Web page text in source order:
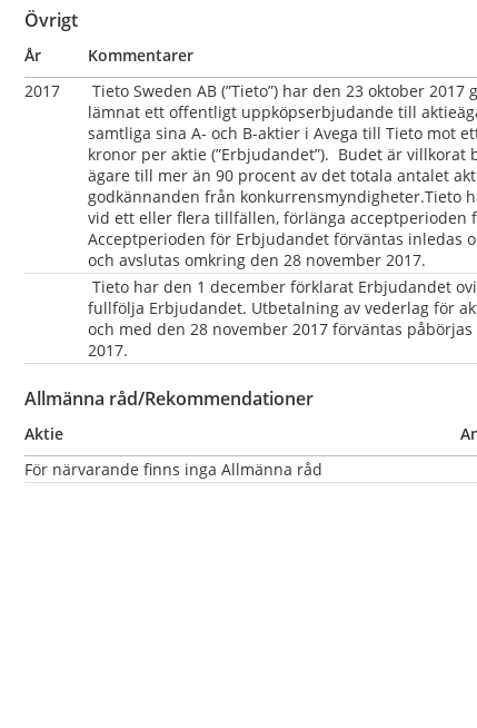
Övrigt
År
Kommentarer
2017
Tieto Sweden AB (”Tieto”) har den 23 oktober
lämnat ett offentligt uppköpserbjudande till
samtliga sina A- och B-aktier i Avega till Tieto mot
kronor per aktie (”Erbjudandet”).  Budet är
ägare till mer än 90 procent av det totala antalet
godkännanden från konkurrensmyndigheter.Tieto
vid ett eller flera tillfällen, förlänga acceptperioden
Acceptperioden för Erbjudandet förväntas inledas
och avslutas omkring den 28 november 2017.
Tieto har den 1 december förklarat Erbjudandet
fullfölja Erbjudandet. Utbetalning av vederlag för
och med den 28 november 2017 förväntas
2017.
Allmänna råd/Rekommendationer
Aktie
För närvarande finns inga Allmänna råd